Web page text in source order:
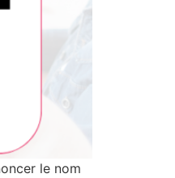
le nom